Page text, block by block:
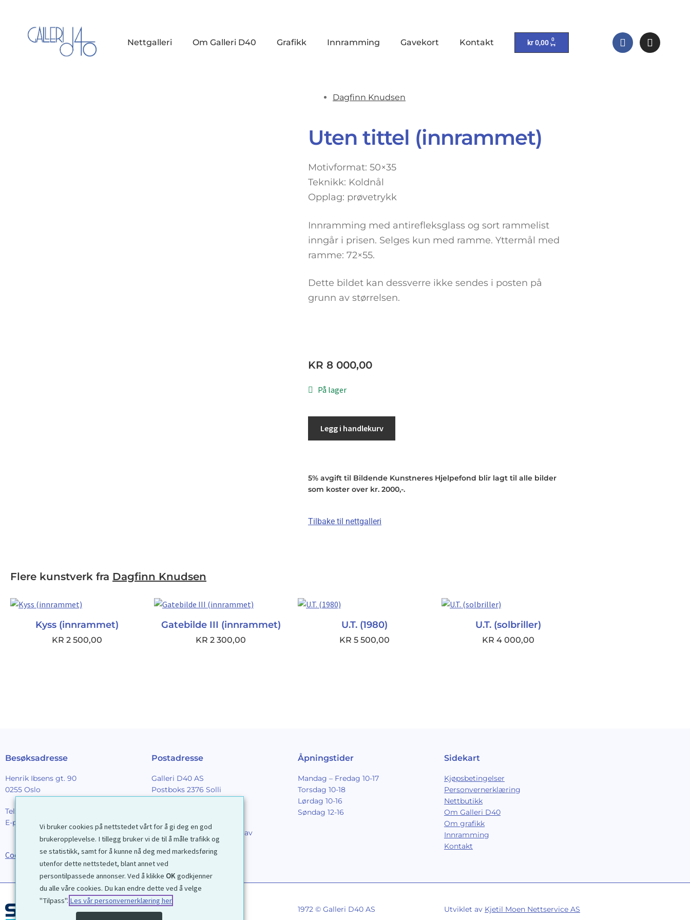
Nettgalleri Om Galleri D40 Grafikk Innramming Gavekort Kontakt kr0,00 0
Dagfinn Knudsen
Uten tittel (innrammet)
Motivformat: 50×35
Teknikk: Koldnål
Opplag: prøvetrykk
Innramming med antirefleksglass og sort rammelist
inngår i prisen. Selges kun med ramme. Yttermål med
ramme: 72×55.
Dette bildet kan dessverre ikke sendes i posten på
grunn av størrelsen.
KR 8 000,00
På lager
Legg i handlekurv
5% avgift til Bildende Kunstneres Hjelpefond blir lagt til alle bilder
som koster over kr. 2000,-.
Tilbake til nettgalleri
Flere kunstverk fra Dagfinn Knudsen
Kyss (innrammet)
KR 2 500,00
Gatebilde III (innrammet)
KR 2 300,00
U.T. (1980)
KR 5 500,00
U.T. (solbriller)
KR 4 000,00
Besøksadresse
Henrik Ibsens gt. 90
0255 Oslo
Tel:
E-post:
galleri@d40.no
Cookies
Postadresse
Galleri D40 AS
Postboks 2376 Solli
Mobilnummer til sporing av
forsendelser: 91924069
Åpningstider
Mandag – Fredag 10-17
Torsdag 10-18
Lørdag 10-16
Søndag 12-16
Sidekart
Kjøpsbetingelser
Personvernerklæring
Nettbutikk
Om Galleri D40
Om grafikk
Innramming
Kontakt
1972 © Galleri D40 AS Utviklet av Kjetil Moen Nettservice AS
Vi bruker cookies på nettstedet vårt for å gi deg en god
brukeropplevelse. I tillegg bruker vi de til å måle trafikk og
se statistikk, samt for å kunne nå deg med markedsføring
utenfor dette nettstedet, blant annet ved
persontilpassede annonser. Ved å klikke OKgodkjenner
du alle våre cookies. Du kan endre dette ved å velge
"Tilpass". Les vår personvernerklæring her